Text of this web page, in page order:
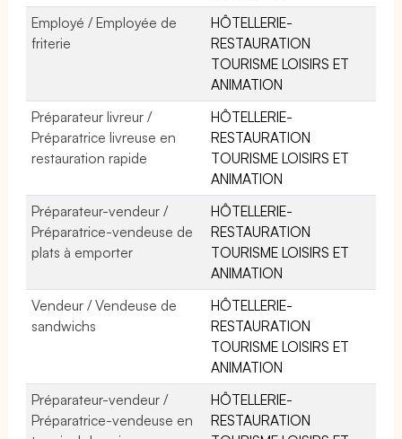
Employé / Employée de
friterie
HÔTELLERIE-
RESTAURATION
TOURISME LOISIRS ET
ANIMATION
Préparateur livreur /
Préparatrice livreuse en
restauration rapide
HÔTELLERIE-
RESTAURATION
TOURISME LOISIRS ET
ANIMATION
Préparateur-vendeur /
Préparatrice-vendeuse de
plats à emporter
HÔTELLERIE-
RESTAURATION
TOURISME LOISIRS ET
ANIMATION
Vendeur / Vendeuse de
sandwichs
HÔTELLERIE-
RESTAURATION
TOURISME LOISIRS ET
ANIMATION
Préparateur-vendeur /
Préparatrice-vendeuse en
HÔTELLERIE-
RESTAURATION